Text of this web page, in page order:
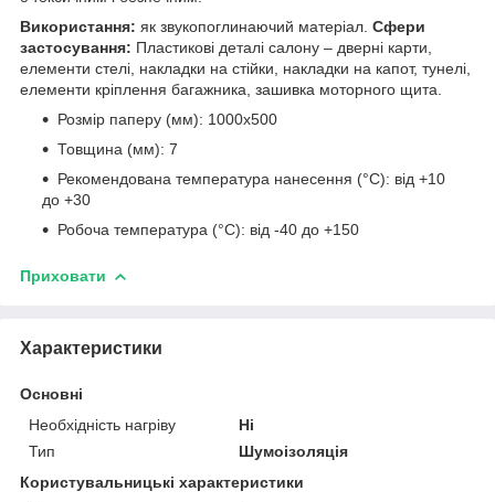
Використання: як звукопоглинаючий матеріал. Сфери
застосування: Пластикові деталі салону – дверні карти,
елементи стелі, накладки на стійки, накладки на капот, тунелі,
елементи кріплення багажника, зашивка моторного щита.
Розмір паперу (мм): 1000х500
Товщина (мм): 7
Рекомендована температура нанесення (°С): від +10
до +30
Робоча температура (°С): від -40 до +150
Приховати
Характеристики
Основні
Необхідність нагріву
Ні
Тип
Шумоізоляція
Користувальницькі характеристики